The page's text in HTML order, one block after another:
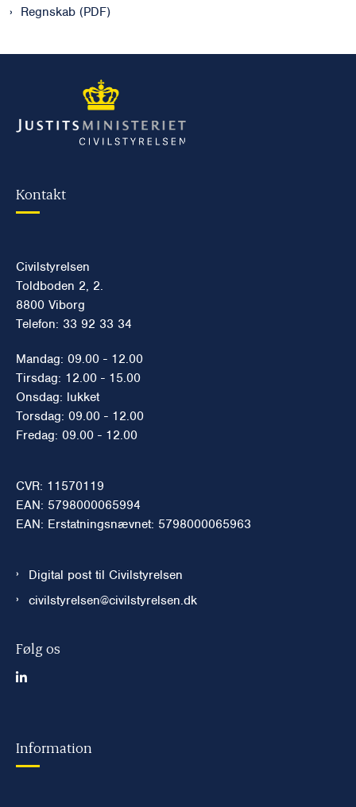
Regnskab (PDF)
Kontakt
Civilstyrelsen
Toldboden 2, 2.
8800 Viborg
Telefon: 33 92 33 34
Mandag: 09.00 - 12.00
Tirsdag: 12.00 - 15.00
Onsdag: lukket
Torsdag: 09.00 - 12.00
Fredag: 09.00 - 12.00
CVR: 11570119
EAN: 5798000065994
EAN: Erstatningsnævnet: 5798000065963
Digital post til Civilstyrelsen
civilstyrelsen@civilstyrelsen.dk
Følg os
Information